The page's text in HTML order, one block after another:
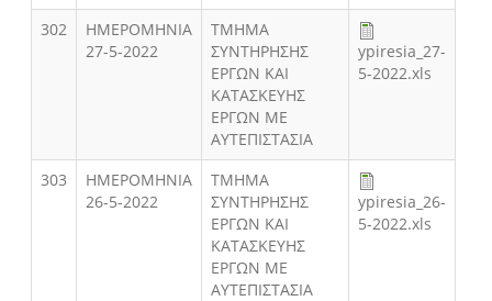
302
ΗΜΕΡΟΜΗΝΙΑ
27-5-2022
ΤΜΗΜΑ
ΣΥΝΤΗΡΗΣΗΣ
ΕΡΓΩΝ ΚΑΙ
ΚΑΤΑΣΚΕΥΗΣ
ΕΡΓΩΝ ΜΕ
ΑΥΤΕΠΙΣΤΑΣΙΑ
ypiresia_27-
5-2022.xls
303
ΗΜΕΡΟΜΗΝΙΑ
26-5-2022
ΤΜΗΜΑ
ΣΥΝΤΗΡΗΣΗΣ
ΕΡΓΩΝ ΚΑΙ
ΚΑΤΑΣΚΕΥΗΣ
ΕΡΓΩΝ ΜΕ
ΑΥΤΕΠΙΣΤΑΣΙΑ
ypiresia_26-
5-2022.xls